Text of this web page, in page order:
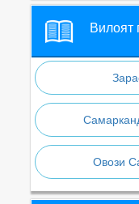
Вилоят
Овози